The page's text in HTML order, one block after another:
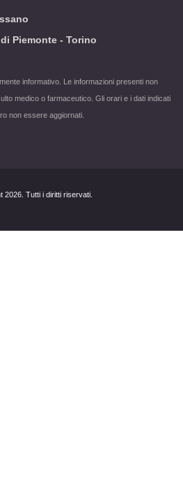
Piemonte - Torino
informativo. Le informazioni presenti non
medico o farmaceutico. Gli orari e i dati indicati
non essere aggiornati.
2026. Tutti i diritti riservati.